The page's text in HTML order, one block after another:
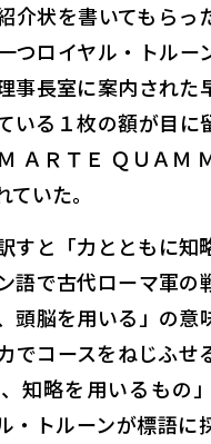
介状を書いてもらっ
つロイヤル・トルー
事長室に案内された
いる１枚の額が目に
ＡＲＴＥ ＱＵＡＭ
いた。
すと「力とともに知
語で古代ローマ軍の
頭脳を用いる」の意
でコースをねじふせ
知略を用いるもの
・トルーンが標語に